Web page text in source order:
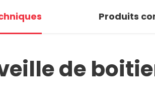
+3 photosProduits
de